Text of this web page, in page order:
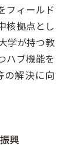
フィールド
核拠点とし
学が持つ教
ハブ機能を
の解決に向